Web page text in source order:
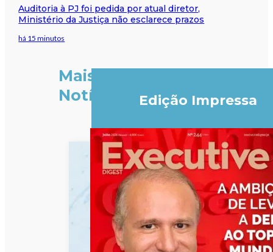
Auditoria à PJ foi pedida por atual diretor,
Ministério da Justiça não esclarece prazos
há 15 minutos
Mais
Notícias
Edição Impressa